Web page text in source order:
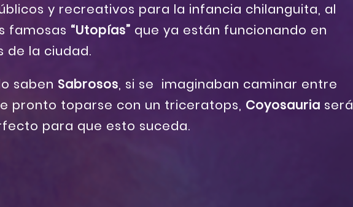
y recreativos para la infancia chilanguita, al
famosas “Utopías” que ya están funcionando en
de la ciudad.
saben Sabrosos, si se imaginaban caminar entre
pronto toparse con un triceratops, Coyosauria será
para que esto suceda.